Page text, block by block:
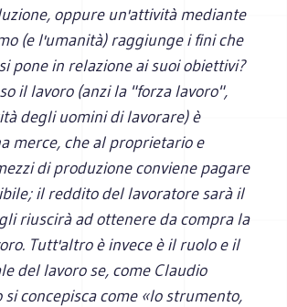
oppure un'attività mediante
(e l'umanità) raggiunge i fini che
pone in relazione ai suoi obiettivi?
il lavoro (anzi la "forza lavoro",
degli uomini di lavorare) è
merce, che al proprietario e
di produzione conviene pagare
il reddito del lavoratore sarà il
riuscirà ad ottenere da compra la
Tutt'altro è invece è il ruolo e il
del lavoro se, come Claudio
si concepisca come «lo strumento,